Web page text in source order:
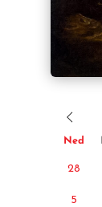
Ned
28
5